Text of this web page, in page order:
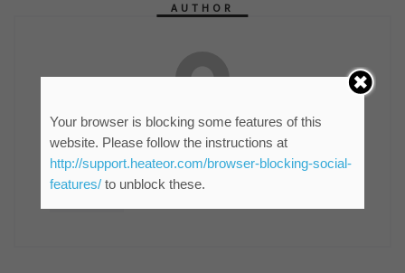
AUTHOR
мр Синиша Гајин
Руководилац Службе информисања и пословних
комуникација ЈКП "Водовод и канализација"
Зрењанин
Your browser is blocking some features of this
website. Please follow the instructions at
http://support.heateor.com/browser-blocking-social-
features/to unblock these.